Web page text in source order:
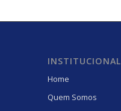
INSTITUCIONAL
Home
Quem Somos